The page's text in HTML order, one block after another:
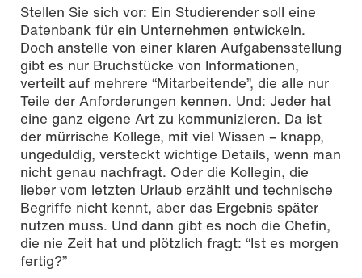
Stellen Sie sich vor: Ein Studierender soll eine
Datenbank für ein Unternehmen entwickeln.
Doch anstelle von einer klaren Aufgabensstellung
gibt es nur Bruchstücke von Informationen,
verteilt auf mehrere “Mitarbeitende”, die alle nur
Teile der Anforderungen kennen. Und: Jeder hat
eine ganz eigene Art zu kommunizieren. Da ist
der mürrische Kollege, mit viel Wissen – knapp,
ungeduldig, versteckt wichtige Details, wenn man
nicht genau nachfragt. Oder die Kollegin, die
lieber vom letzten Urlaub erzählt und technische
Begriffe nicht kennt, aber das Ergebnis später
nutzen muss. Und dann gibt es noch die Chefin,
die nie Zeit hat und plötzlich fragt: “Ist es morgen
fertig?”